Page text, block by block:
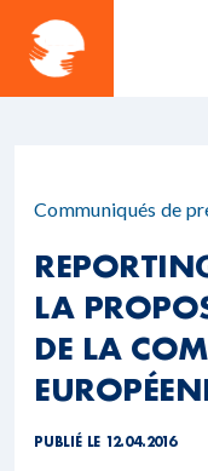
Communiqués de
LA
DE LA
PUBLIÉ LE 12.04.2016